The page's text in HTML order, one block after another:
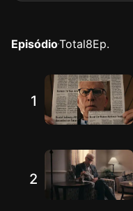
EpisódioTotal8Ep.
1
2